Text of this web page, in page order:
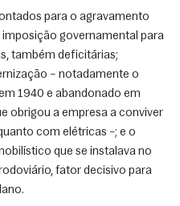
para o agravamento
governamental para
também deficitárias;
– notadamente o
1940 e abandonado em
obrigou a empresa a conviver
com elétricas –; e o
que se instalava no
fator decisivo para